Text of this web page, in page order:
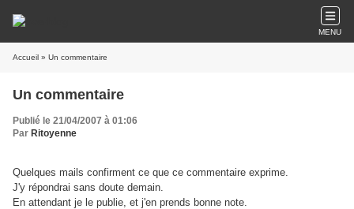
MENU
Accueil » Un commentaire
Un commentaire
Publié le 21/04/2007 à 01:06
Par Ritoyenne
Quelques mails confirment ce que ce commentaire exprime.
J'y répondrai sans doute demain.
En attendant je le publie, et j'en prends bonne note.